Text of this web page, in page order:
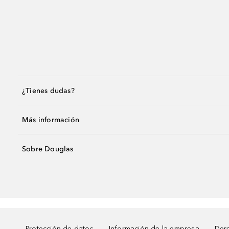
¿Tienes dudas?
Más información
Sobre Douglas